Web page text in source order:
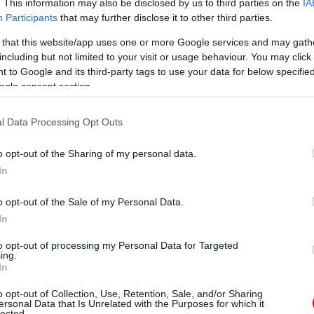
This information may also be disclosed by us to third parties on the
Participants that may further disclose it to other third parties.
that this website/app uses one or more Google services and may
but not limited to your visit or usage behaviour. You may
to Google and its third-party tags to use your data for below
consent section.
Data Processing Opt Outs
opt-out of the Sharing of my personal data.
opt-out of the Sale of my Personal Data.
opt-out of processing my Personal Data for Targeted
opt-out of Collection, Use, Retention, Sale, and/or Sharing
Data that Is Unrelated with the Purposes for which it
az SC nélkül...
Norris panaszkodott is mögötte a rádión, hogy kérné a
helyre a brit.
nem, a célegyenesben viszont elment Hamilton mellett.
rádión Leclerc, aki utána majdnem támadni is tudta
a vb-éllovas - aki nem sokáig lesz így vb-éllovas...
a versenyből: az Aston Martin közlése szerint víznyomás-